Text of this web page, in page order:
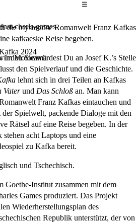
Das
☰
2024
die mysteriöse Romanwelt Franz Kafkas
kafkaeske Reise begeben.
Sie/würdest Du an Josef K.’s Stelle
den Spielverlauf und die Geschichte.
lehnt sich in drei Teilen an Kafkas
Vaterund Das Schloß an. Man kann
Franz Kafkas eintauchen und
Spielwelt, packende Dialoge mit den
Rätsel auf eine Reise begeben. In der
acht Laptops und eine
zu Kafka bereit.
und Tschechisch.
Goethe-Institut zusammen mit dem
Games produziert. Das Projekt
Wiederherstellungsplan des
Republik unterstützt, der von
im Motorama